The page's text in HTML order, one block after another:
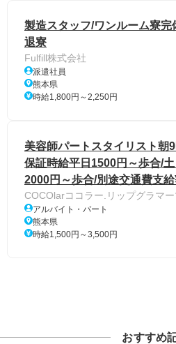
製造スタッフ/ワンルーム寮
退寮
Fulfill株式会社
派遣社員
熊本県
時給1,800円～2,250円
美容師パートスタイリスト朝
保証時給平日1500円～歩合/
2000円～歩合/別途交通費支
COCOlarココラー.リップグラマ
アルバイト・パート
熊本県
時給1,500円～3,500円
おすすめ